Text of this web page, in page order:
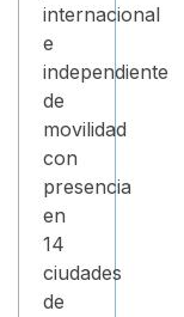
internacional
e
independiente
de
movilidad
con
presencia
en
14
ciudades
de